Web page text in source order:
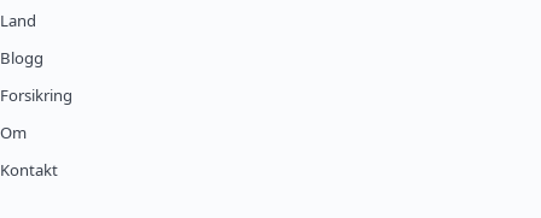
Land
Blogg
Forsikring
Om
Kontakt